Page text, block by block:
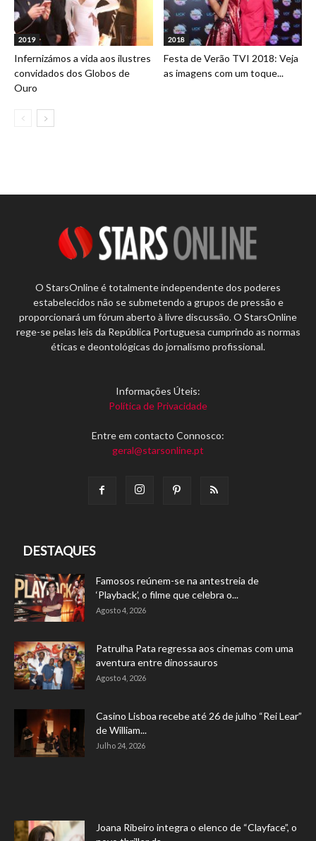
2019
Infernizámos a vida aos ilustres
convidados dos Globos de
Ouro
2018
Festa de Verão TVI 2018: Veja
as imagens com um toque...
O StarsOnline é totalmente independente dos poderes
estabelecidos não se submetendo a grupos de pressão e
proporcionará um fórum aberto à livre discussão. O StarsOnline
rege-se pelas leis da República Portuguesa cumprindo as normas
éticas e deontológicas do jornalismo profissional.
Informações Úteis:
Política de Privacidade
Entre em contacto Connosco:
geral@starsonline.pt
DESTAQUES
Famosos reúnem-se na antestreia de
‘Playback’, o filme que celebra o...
Agosto 4, 2026
Patrulha Pata regressa aos cinemas com uma
aventura entre dinossauros
Agosto 4, 2026
Casino Lisboa recebe até 26 de julho “Rei Lear”
de William...
Julho 24, 2026
Joana Ribeiro integra o elenco de “Clayface”, o